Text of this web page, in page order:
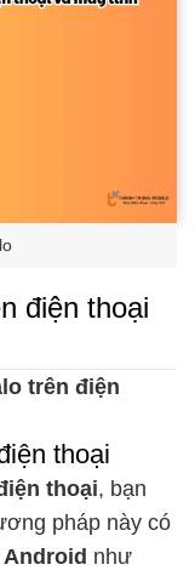
điện thoại
trên điện
thoại
thoại, bạn
pháp này có
Android như